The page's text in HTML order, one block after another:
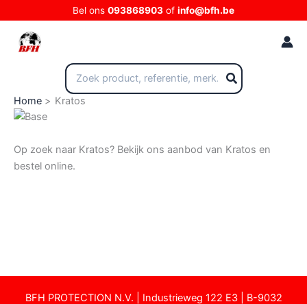
naar
Bel ons 093868903 of info@bfh.be
Zoeken
naar:
Home
Kratos
Op zoek naar Kratos? Bekijk ons aanbod van Kratos en
bestel online.
BFH PROTECTION N.V. | Industrieweg 122 E3 | B-9032